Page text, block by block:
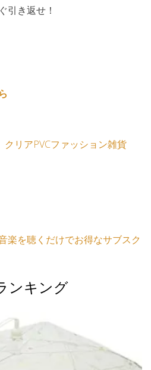
引き返せ！
リアPVCファッション雑貨
楽を聴くだけでお得なサブスク
ンキング